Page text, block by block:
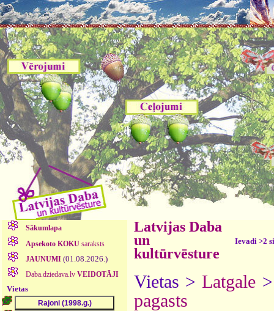
Sākumlapa
Apsekoto KOKUsaraksts
JAUNUMI (01.08.2026.)
Daba.dziedava.lv VEIDOTĀJI
Vietas
Latvijas Daba
un
kultūrvēsture
Ievadi >2
Vietas >Latgale
pagasts